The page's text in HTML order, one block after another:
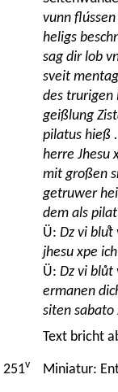
vunn flússen
heligs
sag dir lob
sveit
des trurigen
geißlung
pilatus hieß
herre Jhesu
mit großen
getruwer
dem als
Ü: Dz vi bluͦt
jhesu xpe
Ü: Dz vi blůt
ermanen
siten sabato
Text bricht
251v Miniatur: